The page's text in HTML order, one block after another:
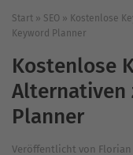
Start » SEO » Kostenlose
Keyword Planner
Kostenlose
Alternativen
Planner
Veröffentlicht von Florian